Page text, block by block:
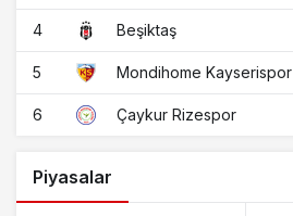
4 Beşiktaş
5 Mondihome Kayserispor
6 Çaykur Rizespor
Piyasalar